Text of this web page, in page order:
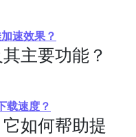
速效果？
主要功能？
载速度？
如何帮助提